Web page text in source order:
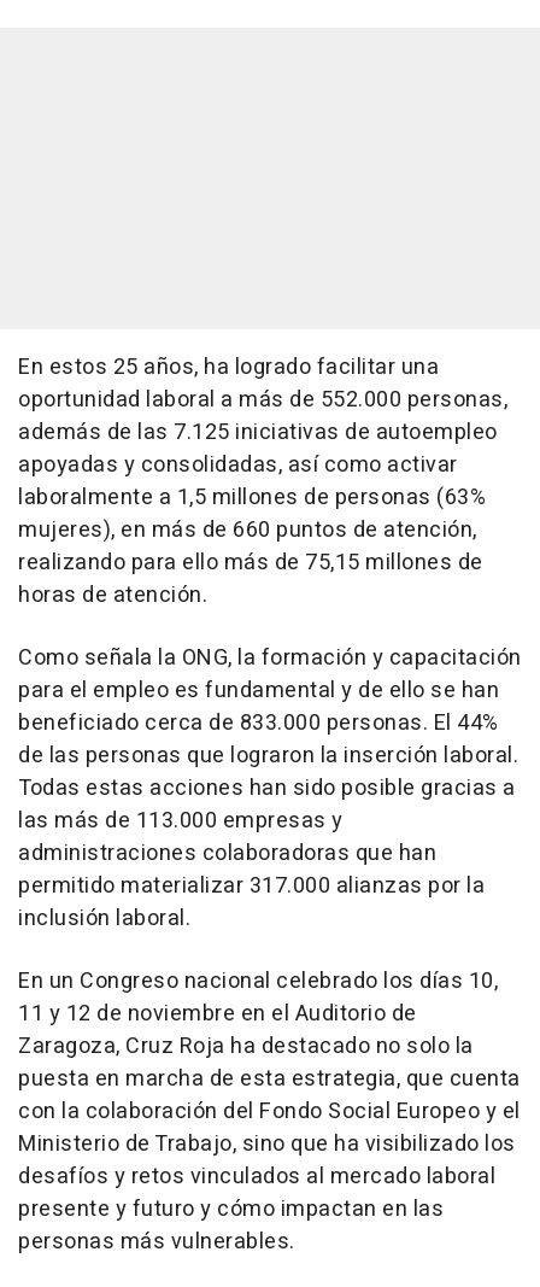
En estos 25 años, ha logrado facilitar una
oportunidad laboral a más de 552.000 personas,
además de las 7.125 iniciativas de autoempleo
apoyadas y consolidadas, así como activar
laboralmente a 1,5 millones de personas (63%
mujeres), en más de 660 puntos de atención,
realizando para ello más de 75,15 millones de
horas de atención.
Como señala la ONG, la formación y capacitación
para el empleo es fundamental y de ello se han
beneficiado cerca de 833.000 personas. El 44%
de las personas que lograron la inserción laboral.
Todas estas acciones han sido posible gracias a
las más de 113.000 empresas y
administraciones colaboradoras que han
permitido materializar 317.000 alianzas por la
inclusión laboral.
En un Congreso nacional celebrado los días 10,
11 y 12 de noviembre en el Auditorio de
Zaragoza, Cruz Roja ha destacado no solo la
puesta en marcha de esta estrategia, que cuenta
con la colaboración del Fondo Social Europeo y el
Ministerio de Trabajo, sino que ha visibilizado los
desafíos y retos vinculados al mercado laboral
presente y futuro y cómo impactan en las
personas más vulnerables.